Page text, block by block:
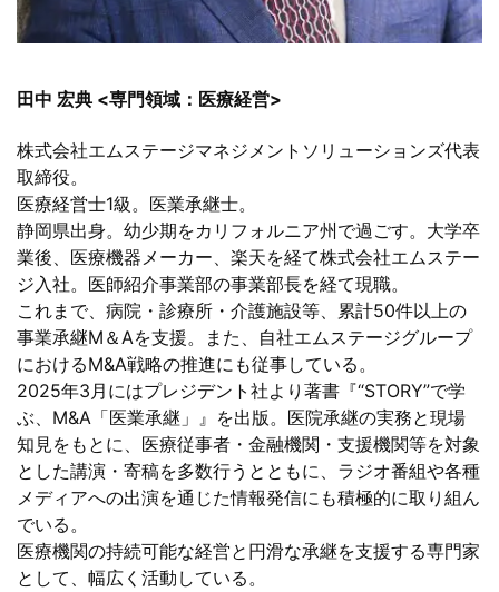
田中 宏典 <専門領域：医療経営>
株式会社エムステージマネジメントソリューションズ代表
取締役。
医療経営士1級。医業承継士。
静岡県出身。幼少期をカリフォルニア州で過ごす。大学卒
業後、医療機器メーカー、楽天を経て株式会社エムステー
ジ入社。医師紹介事業部の事業部長を経て現職。
これまで、病院・診療所・介護施設等、累計50件以上の
事業承継M＆Aを支援。また、自社エムステージグループ
におけるM&A戦略の推進にも従事している。
2025年3月にはプレジデント社より著書『“STORY”で学
ぶ、M&A「医業承継」』を出版。医院承継の実務と現場
知見をもとに、医療従事者・金融機関・支援機関等を対象
とした講演・寄稿を多数行うとともに、ラジオ番組や各種
メディアへの出演を通じた情報発信にも積極的に取り組ん
でいる。
医療機関の持続可能な経営と円滑な承継を支援する専門家
として、幅広く活動している。